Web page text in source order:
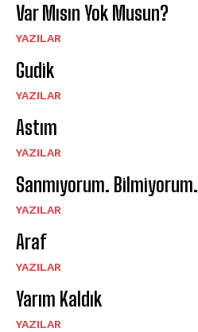
Var Mısın Yok Musun?
YAZILAR
Gudik
YAZILAR
Astım
YAZILAR
Sanmıyorum. Bilmiyorum.
YAZILAR
Araf
YAZILAR
Yarım Kaldık
YAZILAR